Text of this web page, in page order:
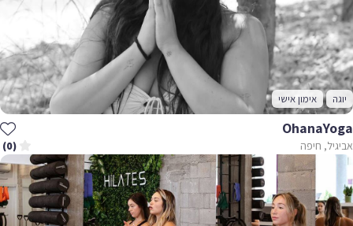
יוגה אימון אישי
OhanaYoga
אביגיל, חיפה (0)